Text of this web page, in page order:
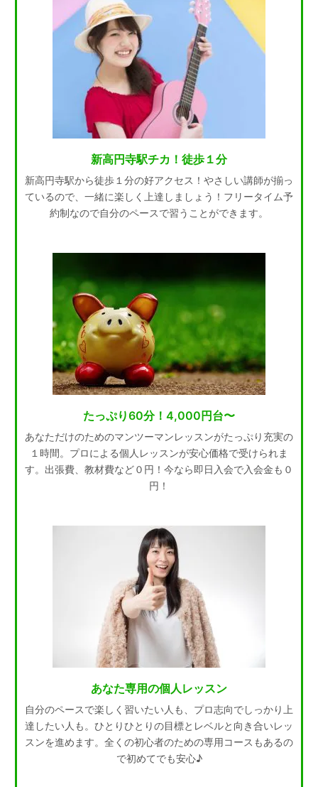
新高円寺駅チカ！徒歩１分
新高円寺駅から徒歩１分の好アクセス！やさしい講師が揃っ
ているので、一緒に楽しく上達しましょう！フリータイム予
約制なので自分のペースで習うことができます。
たっぷり60分！4,000円台〜
あなただけのためのマンツーマンレッスンがたっぷり充実の
１時間。プロによる個人レッスンが安心価格で受けられま
す。出張費、教材費など０円！今なら即日入会で入会金も０
円！
あなた専用の個人レッスン
自分のペースで楽しく習いたい人も、プロ志向でしっかり上
達したい人も。ひとりひとりの目標とレベルと向き合いレッ
スンを進めます。全くの初心者のための専用コースもあるの
で初めてでも安心♪